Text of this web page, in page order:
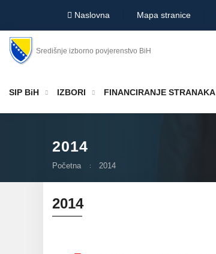
Naslovna Mapa stranice
Središnje izborno povjerenstvo BiH
SIP BiH IZBORI FINANCIRANJE STRANAKA
2014
Početna 2014
2014